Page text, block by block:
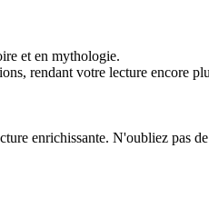
et en mythologie.
rendant votre lecture encore
enrichissante. N'oubliez pas de